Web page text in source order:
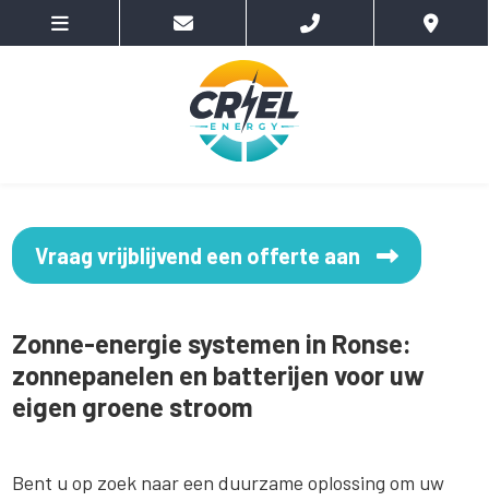
Vraag vrijblijvend een offerte aan
Zonne-energie systemen in Ronse:
zonnepanelen en batterijen voor uw
eigen groene stroom
Bent u op zoek naar een duurzame oplossing om uw